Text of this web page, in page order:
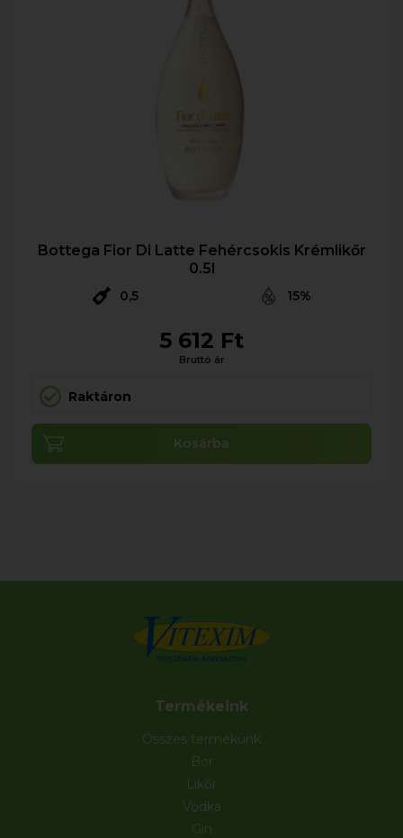
Bottega Fior Di Latte Fehércsokis Krémlikőr
0.5l
0,5 15%
5 612 Ft
Bruttó ár
Raktáron
Kosárba
Termékeink
Összes termékünk
Bor
Likőr
Vodka
Gin